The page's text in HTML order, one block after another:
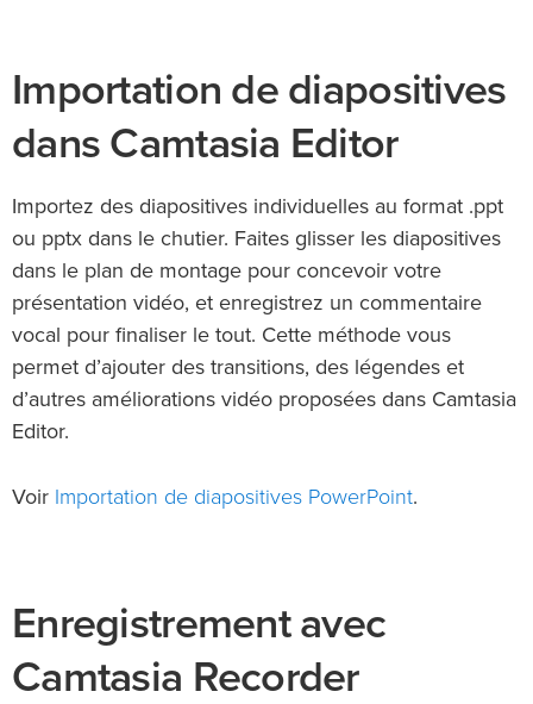
Importation de diapositives
dans Camtasia Editor
Importez des diapositives individuelles au format .ppt
ou pptx dans le chutier. Faites glisser les diapositives
dans le plan de montage pour concevoir votre
présentation vidéo, et enregistrez un commentaire
vocal pour finaliser le tout. Cette méthode vous
permet d’ajouter des transitions, des légendes et
d’autres améliorations vidéo proposées dans Camtasia
Editor.
Voir Importation de diapositives PowerPoint.
Enregistrement avec
Camtasia Recorder